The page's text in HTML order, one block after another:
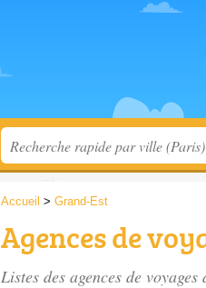
Accueil > Grand-Est
Agences de
Listes des agences de